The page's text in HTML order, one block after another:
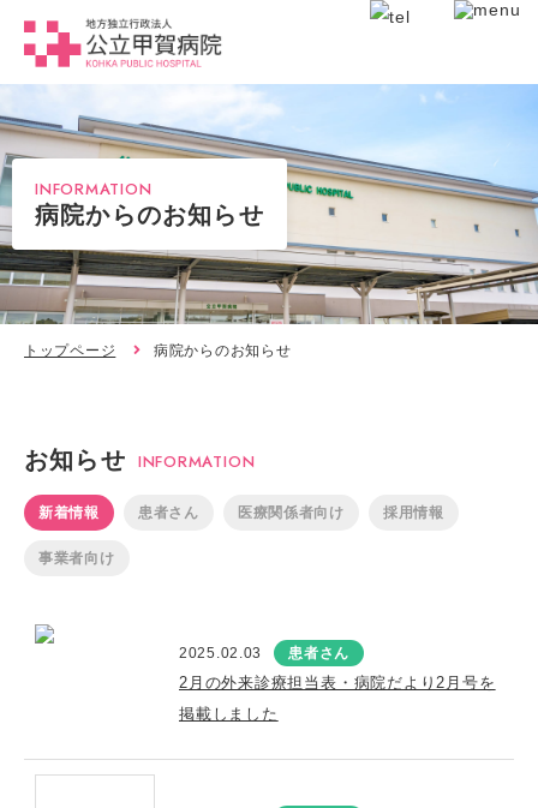
INFORMATION
病院からのお知らせ
トップページ 病院からのお知らせ
お知らせ INFORMATION
新着情報 患者さん 医療関係者向け 採用情報
事業者向け
2025.02.03 患者さん
2月の外来診療担当表・病院だより2月号を
掲載しました